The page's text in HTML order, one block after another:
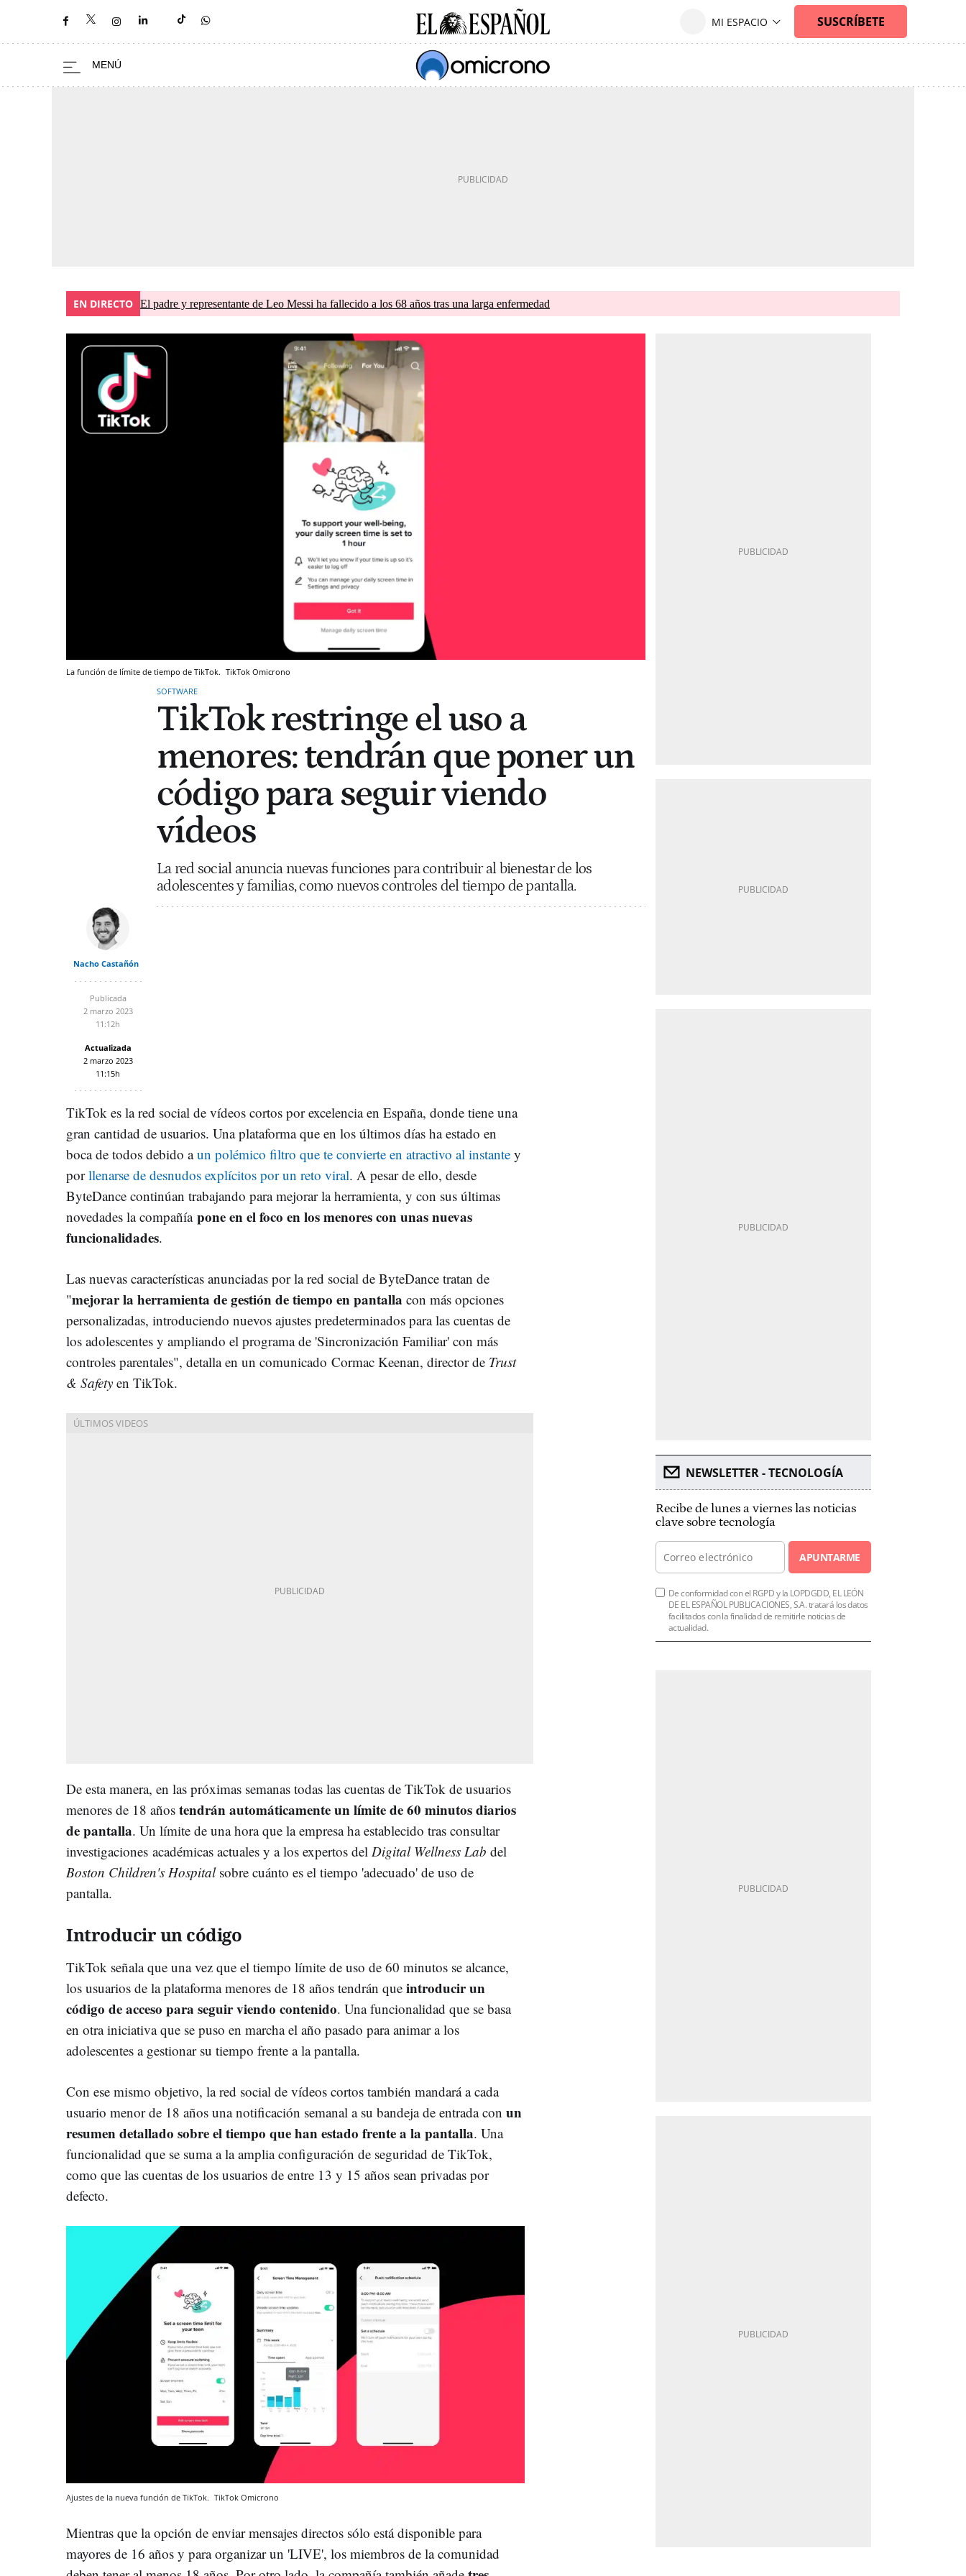
EN DIRECTO El padre y representante de Leo Messi ha fallecido a los 68 años tras una larga enfermedad
La función de límite de tiempo de TikTok. TikTok Omicrono
SOFTWARE
TikTok restringe el uso a
menores: tendrán que poner un
código para seguir viendo
vídeos
La red social anuncia nuevas funciones para contribuir al bienestar de los
adolescentes y familias, como nuevos controles del tiempo de pantalla.
Nacho Castañón
Publicada
2 marzo 2023
11:12h
Actualizada
2 marzo 2023
11:15h
TikTok es la red social de vídeos cortos por excelencia en España, donde tiene una
gran cantidad de usuarios. Una plataforma que en los últimos días ha estado en
boca de todos debido aun polémico filtro que te convierte en atractivo al instante y
porllenarse de desnudos explícitos por un reto viral. A pesar de ello, desde
ByteDance continúan trabajando para mejorar la herramienta, y con sus últimas
novedades la compañía pone en el foco en los menores con unas nuevas
funcionalidades.
Las nuevas características anunciadas por la red social de ByteDance tratan de
"mejorar la herramienta de gestión de tiempo en pantalla con más opciones
personalizadas, introduciendo nuevos ajustes predeterminados para las cuentas de
los adolescentes y ampliando el programa de 'Sincronización Familiar' con más
controles parentales", detalla en un comunicado Cormac Keenan, director de Trust
& Safety en TikTok.
De esta manera, en las próximas semanas todas las cuentas de TikTok de usuarios
menores de 18 años tendrán automáticamente un límite de 60 minutos diarios
de pantalla. Un límite de una hora que la empresa ha establecido tras consultar
investigaciones académicas actuales y a los expertos del Digital Wellness Lab del
Boston Children's Hospitalsobre cuánto es el tiempo 'adecuado' de uso de
pantalla.
Introducir un código
TikTok señala que una vez que el tiempo límite de uso de 60 minutos se alcance,
los usuarios de la plataforma menores de 18 años tendrán que introducir un
código de acceso para seguir viendo contenido. Una funcionalidad que se basa
en otra iniciativa que se puso en marcha el año pasado para animar a los
adolescentes a gestionar su tiempo frente a la pantalla.
Con ese mismo objetivo, la red social de vídeos cortos también mandará a cada
usuario menor de 18 años una notificación semanal a su bandeja de entrada con un
resumen detallado sobre el tiempo que han estado frente a la pantalla. Una
funcionalidad que se suma a la amplia configuración de seguridad de TikTok,
como que las cuentas de los usuarios de entre 13 y 15 años sean privadas por
defecto.
Ajustes de la nueva función de TikTok. TikTok Omicrono
Mientras que la opción de enviar mensajes directos sólo está disponible para
mayores de 16 años y para organizar un 'LIVE', los miembros de la comunidad
NEWSLETTER - TECNOLOGÍA
Recibe de lunes a viernes las noticias
clave sobre tecnología
APUNTARME
De conformidad con el RGPD y la LOPDGDD, EL LEÓN
DE EL ESPAÑOL PUBLICACIONES, S.A. tratará los datos
facilitados con la finalidad de remitirle noticias de
actualidad.